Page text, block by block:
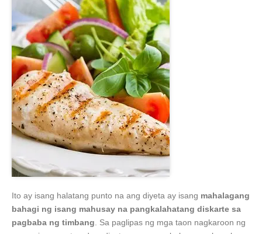
Ito ay isang halatang punto na ang diyeta ay isang mahalagang
bahagi ng isang mahusay na pangkalahatang diskarte sa
pagbaba ng timbang . Sa paglipas ng mga taon nagkaroon ng